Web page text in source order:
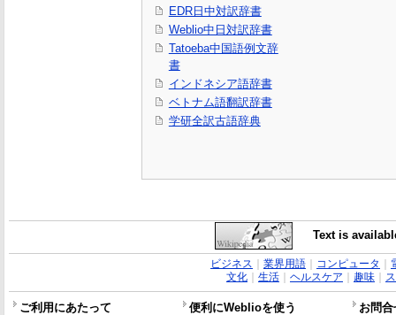
EDR日中対訳辞書
Weblio中日対訳辞書
Tatoeba中国語例文辞
書
インドネシア語辞書
ベトナム語翻訳辞書
学研全訳古語辞典
Text is
ビジネス 業界用語｜ コンピュータ
文化｜ 生活｜ ヘルスケア 趣味｜
ご利用にあたって 便利にWeblioを使う
お問